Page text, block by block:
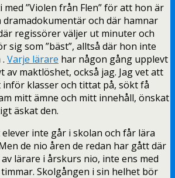
med ”Violen från Flen” för att hon är
dramadokumentär och där hamnar
regissörer väljer ut minuter och
sig som ”bäst”, alltså där hon inte
Varje lärare har någon gång upplevt
av maktlöshet, också jag. Jag vet att
klasser och tittat på, sökt få
mitt ämne och mitt innehåll, önskat
äskat den.
inte går i skolan och får lära
de nio åren de redan har gått där
lärare i årskurs nio, inte ens med
Skolgången i sin helhet bör